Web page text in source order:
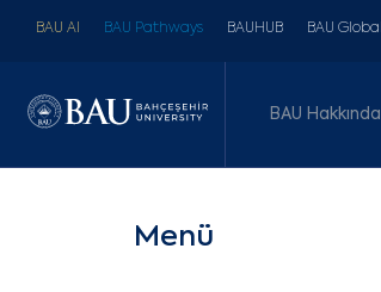
BAU AI BAU Pathways BAUHUB BAU Global
BAU Hakkında
Menü